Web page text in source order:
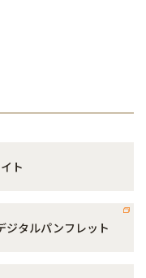
ト
ジタルパンフレット